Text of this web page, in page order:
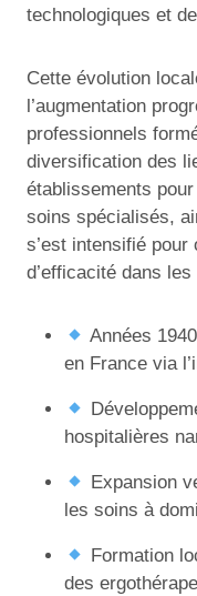
technologiques et
Cette évolution
l’augmentation
professionnels
diversification des
établissements
soins spécialisés,
s’est intensifié
d’efficacité dans
Années
en France via
hospitalières
Expansion
les soins à
Formation
des